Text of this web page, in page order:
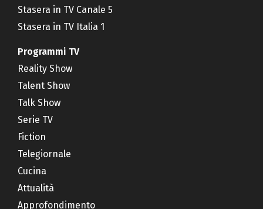
Stasera in TV Canale 5
Stasera in TV Italia 1
Programmi TV
Reality Show
Talent Show
Talk Show
Serie TV
Fiction
Telegiornale
Cucina
Attualità
Approfondimento